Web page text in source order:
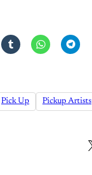
Pick Up Pickup Artists